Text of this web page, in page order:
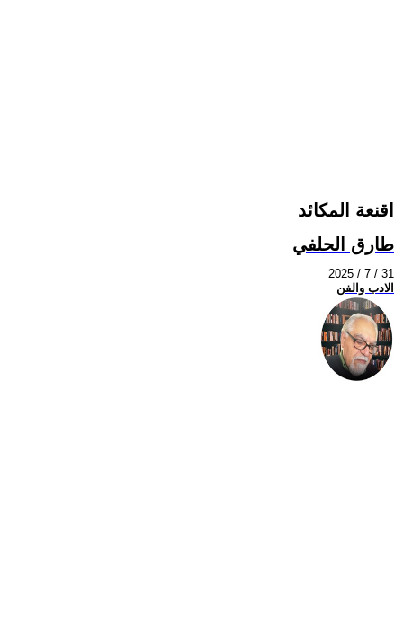
اقنعة المكائد
طارق الحلفي
2025 / 7 / 31
الادب والفن